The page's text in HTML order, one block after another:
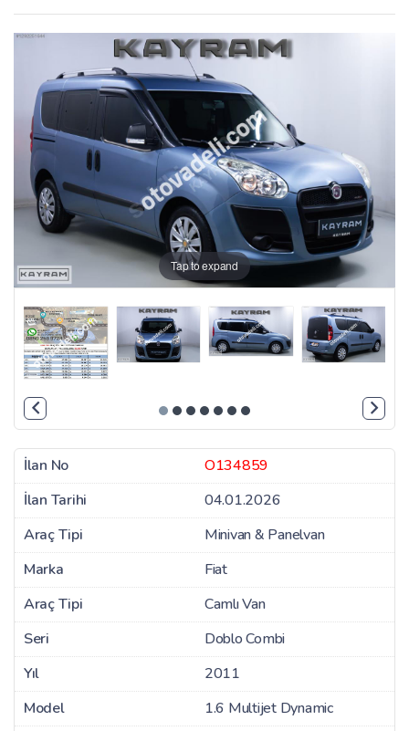
Tap to expand
İlan No
O134859
İlan Tarihi
04.01.2026
Araç Tipi
Minivan & Panelvan
Marka
Fiat
Araç Tipi
Camlı Van
Seri
Doblo Combi
Yıl
2011
Model
1.6 Multijet Dynamic